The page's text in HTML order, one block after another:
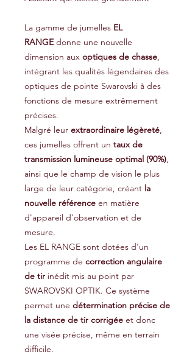
La gamme de jumelles EL
RANGEdonne une nouvelle
dimension aux optiques de chasse,
intégrant les qualités légendaires des
optiques de pointe Swarovski à des
fonctions de mesure extrêmement
précises.
Malgré leur extraordinaire légèreté,
ces jumelles offrent un taux de
transmission lumineuse optimal (90%),
ainsi que le champ de vision le plus
large de leur catégorie, créant la
nouvelle référence en matière
d'appareil d'observation et de
mesure.
Les EL RANGE sont dotées d'un
programme de correction angulaire
de tir inédit mis au point par
SWAROVSKI OPTIK. Ce système
permet une détermination précise de
la distance de tir corrigée et donc
une visée précise, même en terrain
difficile.